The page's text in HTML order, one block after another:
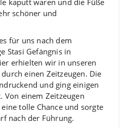
schöner und
für uns nach dem
Stasi Gefängnis in
erhielten wir in unseren
einen Zeitzeugen. Die
und ging einigen
Von einem Zeitzeugen
tolle Chance und sorgte
nach der Führung.